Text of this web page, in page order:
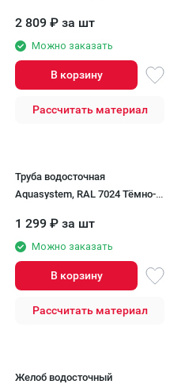
2 809 ₽ за шт
Можно заказать
В корзину
Рассчитать материал
Труба водосточная
Aquasystem, RAL 7024 Тёмно-
1 299 ₽ за шт
Можно заказать
В корзину
Рассчитать материал
Желоб водосточный